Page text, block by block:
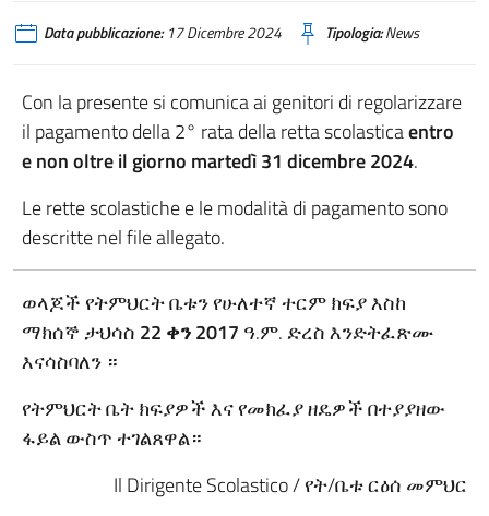
Data pubblicazione:17 Dicembre 2024 Tipologia:News
Con la presente si comunica ai genitori di regolarizzare
il pagamento della 2° rata della retta scolasticaentro
e non oltre il giorno martedì 31 dicembre 2024.
Le rette scolastiche e le modalità di pagamento sono
descritte nel file allegato.
ወላጆች የትምህርት ቤቱን የሁለተኛ ተርም ክፍያ እስከ
ማክሰኞ ታህሳስ 22 ቀን 2017 ዓ.ም. ድረስ እንድትፈጽሙ
እናሳስባለን ።
የትምህርት ቤት ክፍያዎች እና የመክፈያ ዘዴዎች በተያያዘው
ፋይል ውስጥ ተገልጸዋል።
Il Dirigente Scolastico / የት/ቤቱ ርዕሰ መምህር